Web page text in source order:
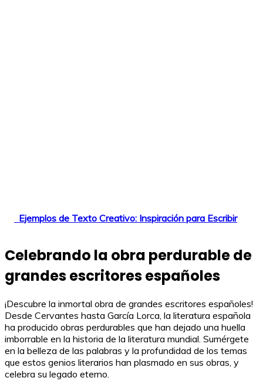
Ejemplos de Texto Creativo: Inspiración para Escribir
Celebrando la obra perdurable de
grandes escritores españoles
¡Descubre la inmortal obra de grandes escritores españoles!
Desde Cervantes hasta García Lorca, la literatura española
ha producido obras perdurables que han dejado una huella
imborrable en la historia de la literatura mundial. Sumérgete
en la belleza de las palabras y la profundidad de los temas
que estos genios literarios han plasmado en sus obras, y
celebra su legado eterno.